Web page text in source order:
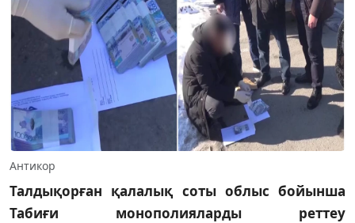
Антикор
Талдықорған қалалық соты облыс бойынша
Табиғи монополияларды реттеу